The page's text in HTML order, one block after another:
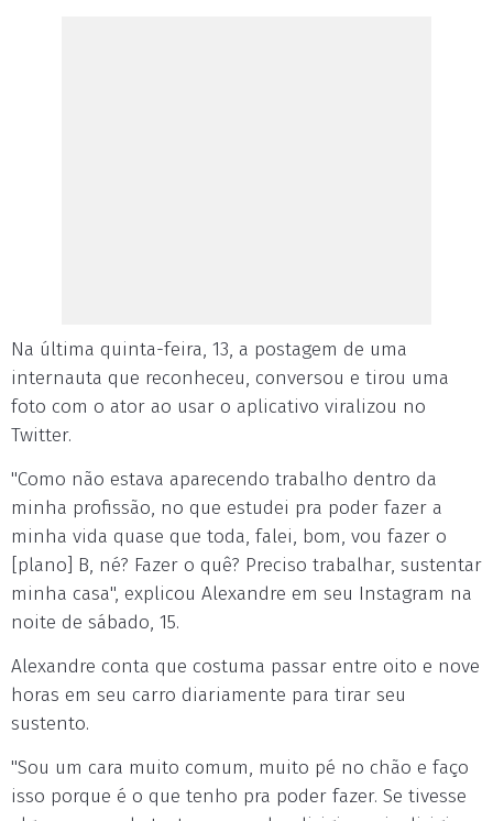
Na última quinta-feira, 13, a postagem de uma
internauta que reconheceu, conversou e tirou uma
foto com o ator ao usar o aplicativo viralizou no
Twitter.
"Como não estava aparecendo trabalho dentro da
minha profissão, no que estudei pra poder fazer a
minha vida quase que toda, falei, bom, vou fazer o
[plano] B, né? Fazer o quê? Preciso trabalhar, sustentar
minha casa", explicou Alexandre em seu Instagram na
noite de sábado, 15.
Alexandre conta que costuma passar entre oito e nove
horas em seu carro diariamente para tirar seu
sustento.
"Sou um cara muito comum, muito pé no chão e faço
isso porque é o que tenho pra poder fazer. Se tivesse